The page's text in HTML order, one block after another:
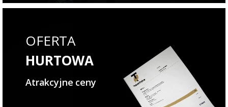
OFERTA
HURTOWA
Atrakcyjne ceny